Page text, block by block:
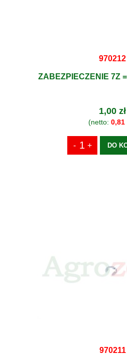
970212
ZABEZPIECZENIE 7Z
1,00 zł
(netto: 0,81
DO
970211